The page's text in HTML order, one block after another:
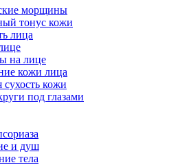
морщины
тонус кожи
лица
на лице
кожи лица
сухость кожи
под глазами
и душ
тела